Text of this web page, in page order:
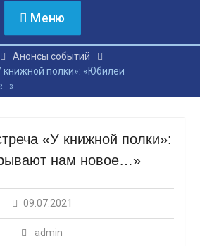
Меню
Анонсы событий
полки»: «Юбилеи
«У книжной полки»:
нам новое…»
09.07.2021
admin